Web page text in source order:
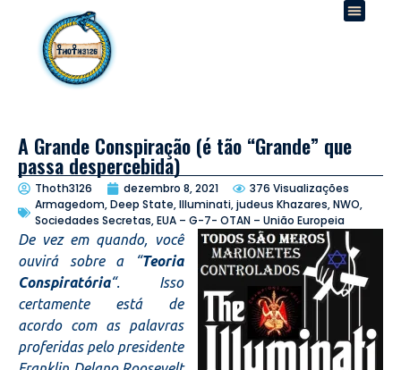
A Grande Conspiração (é tão “Grande” que
passa despercebida)
Thoth3126 dezembro 8, 2021
376 Visualizações
Armagedom, Deep State, Illuminati, judeus Khazares, NWO,
Sociedades Secretas,EUA – G-7- OTAN – União Europeia
De vez em quando, você
ouvirá sobre a “Teoria
Conspiratória“. Isso
certamente está de
acordo com as palavras
proferidas pelo presidente